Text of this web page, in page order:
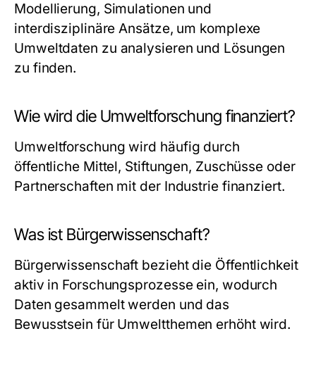
Modellierung, Simulationen und
interdisziplinäre Ansätze, um komplexe
Umweltdaten zu analysieren und Lösungen
zu finden.
Wie wird die Umweltforschung finanziert?
Umweltforschung wird häufig durch
öffentliche Mittel, Stiftungen, Zuschüsse oder
Partnerschaften mit der Industrie finanziert.
Was ist Bürgerwissenschaft?
Bürgerwissenschaft bezieht die Öffentlichkeit
aktiv in Forschungsprozesse ein, wodurch
Daten gesammelt werden und das
Bewusstsein für Umweltthemen erhöht wird.